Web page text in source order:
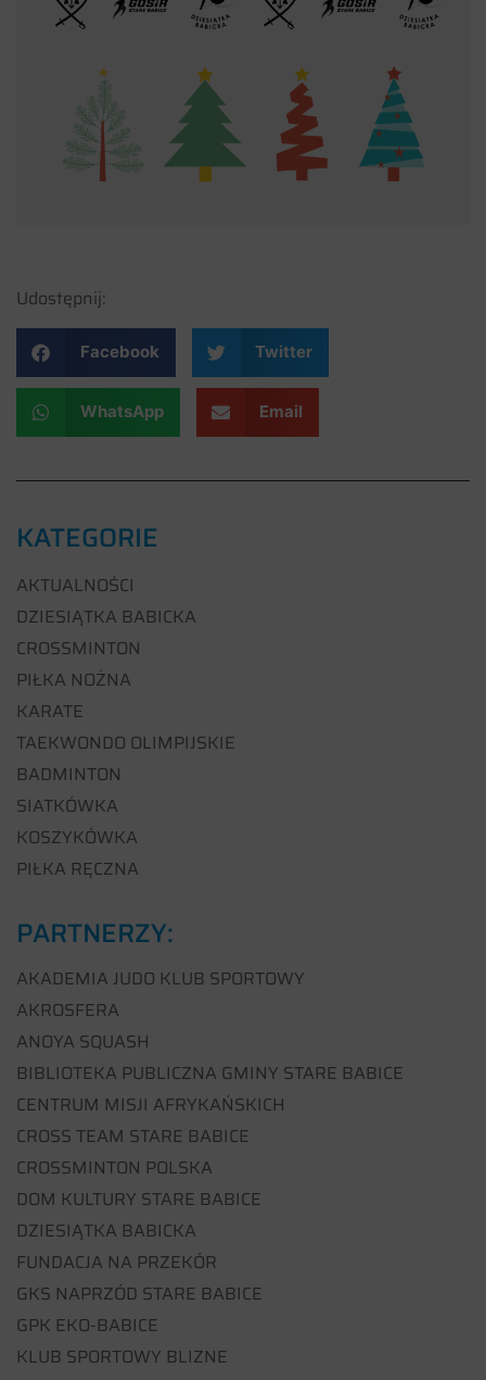
Udostępnij:
Facebook Twitter
WhatsApp Email
KATEGORIE
AKTUALNOŚCI
DZIESIĄTKA BABICKA
CROSSMINTON
PIŁKA NOŻNA
KARATE
TAEKWONDO OLIMPIJSKIE
BADMINTON
SIATKÓWKA
KOSZYKÓWKA
PIŁKA RĘCZNA
PARTNERZY:
AKADEMIA JUDO KLUB SPORTOWY
AKROSFERA
ANOYA SQUASH
BIBLIOTEKA PUBLICZNA GMINY STARE BABICE
CENTRUM MISJI AFRYKAŃSKICH
CROSS TEAM STARE BABICE
CROSSMINTON POLSKA
DOM KULTURY STARE BABICE
DZIESIĄTKA BABICKA
FUNDACJA NA PRZEKÓR
GKS NAPRZÓD STARE BABICE
GPK EKO-BABICE
KLUB SPORTOWY BLIZNE